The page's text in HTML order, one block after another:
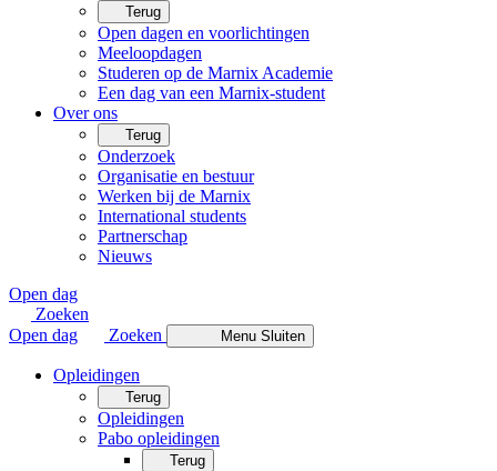
Terug
Open dagen en voorlichtingen
Meeloopdagen
Studeren op de Marnix Academie
Een dag van een Marnix-student
Over ons
Terug
Onderzoek
Organisatie en bestuur
Werken bij de Marnix
International students
Partnerschap
Nieuws
Open dag
Zoeken
Open dag
Zoeken Menu Sluiten
Opleidingen
Terug
Opleidingen
Pabo opleidingen
Terug